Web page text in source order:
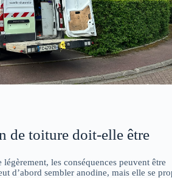
de toiture doit-elle être
les conséquences peuvent être
d’abord sembler anodine, mais elle se